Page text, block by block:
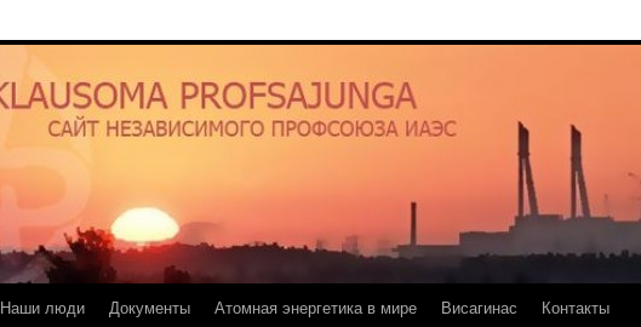
Наши люди Документы Атомная энергетика в мире Висагинас Контакты